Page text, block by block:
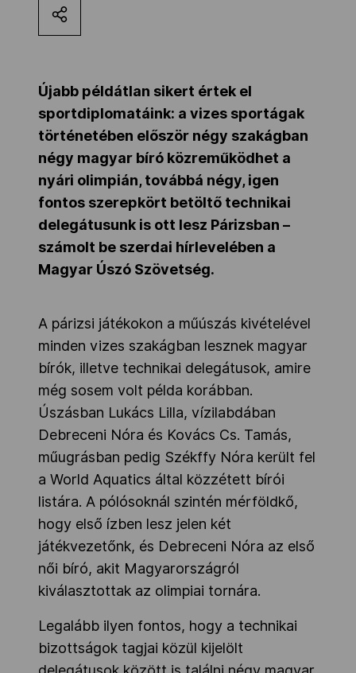
Társszervezetek
OVEP
Adatbank
Újabb példátlan sikert értek el
sportdiplomatáink: a vizes sportágak
történetében először négy szakágban
négy magyar bíró közreműködhet a
nyári olimpián, továbbá négy, igen
fontos szerepkört betöltő technikai
delegátusunk is ott lesz Párizsban –
számolt be szerdai hírlevelében a
Magyar Úszó Szövetség.
A párizsi játékokon a műúszás kivételével
minden vizes szakágban lesznek magyar
bírók, illetve technikai delegátusok, amire
még sosem volt példa korábban.
Úszásban Lukács Lilla, vízilabdában
Debreceni Nóra és Kovács Cs. Tamás,
műugrásban pedig Székffy Nóra került fel
a World Aquatics által közzétett bírói
listára. A pólósoknál szintén mérföldkő,
hogy első ízben lesz jelen két
játékvezetőnk, és Debreceni Nóra az első
női bíró, akit Magyarországról
kiválasztottak az olimpiai tornára.
Legalább ilyen fontos, hogy a technikai
bizottságok tagjai közül kijelölt